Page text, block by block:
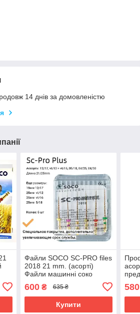
14 днів за домовленістю
Файли SOCO SC-PRO files
2018 21 mm. (асорті)
Файли машинні соко
600₴ 635 ₴
Купити
580